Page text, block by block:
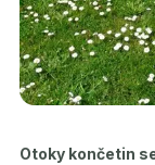
Otoky končetin